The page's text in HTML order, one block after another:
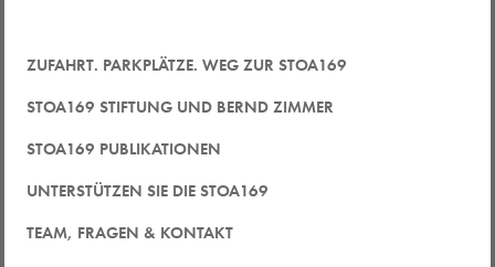
ZUFAHRT. PARKPLÄTZE. WEG ZUR STOA169
STOA169 STIFTUNG UND BERND ZIMMER
STOA169 PUBLIKATIONEN
UNTERSTÜTZEN SIE DIE STOA169
TEAM, FRAGEN & KONTAKT